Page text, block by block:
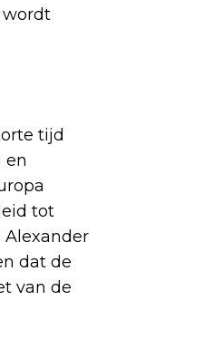
wordt
tijd
en
tot
Alexander
dat de
van de